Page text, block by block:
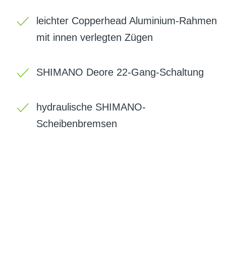
leichter Copperhead Aluminium-Rahmen
mit innen verlegten Zügen
SHIMANO Deore 22-Gang-Schaltung
hydraulische SHIMANO-
Scheibenbremsen